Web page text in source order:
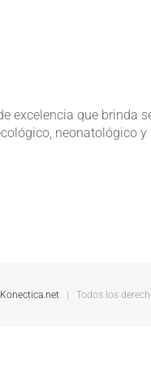
excelencia que brinda
neonatológico
Konectica.net | Todos los